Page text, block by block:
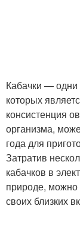
Кабачки —
которых
консистенция
организма,
года для
Затратив
кабачков в
природе, можно
своих близких